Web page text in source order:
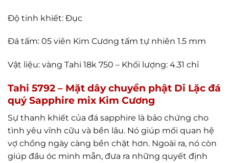
Độ tinh khiết: Đục
Đá tấm: 05 viên Kim Cương tấm tự nhiên 1.5 mm
Vật liệu: vàng Tahi 18k 750 – Khối lượng: 4.31 chỉ
Tahi 5792 – Mặt dây chuyền phật Di Lặc đá
quý Sapphire mix Kim Cương
Sự thanh khiết của đá sapphire là bảo chứng cho
tình yêu vĩnh cữu và bền lâu. Nó giúp mối quan hệ
vợ chồng ngày càng bền chặt hơn. Ngoài ra, nó còn
giúp đầu óc minh mẫn, đưa ra những quyết định